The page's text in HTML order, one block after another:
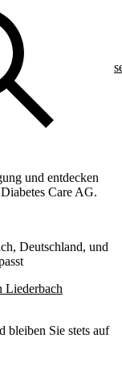
und entdecken
Care AG.
Deutschland, und
Liederbach
bleiben Sie stets auf